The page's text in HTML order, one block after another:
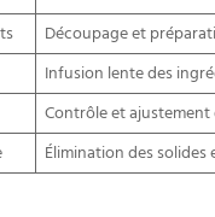
Découpage et
Infusion lente des
Contrôle et
Élimination des